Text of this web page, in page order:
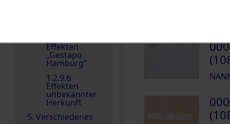
Effekten
„Gestapo
Hamburg“
1.2.9.6
Effekten
unbekannter
Herkunft
5. Verschiedenes